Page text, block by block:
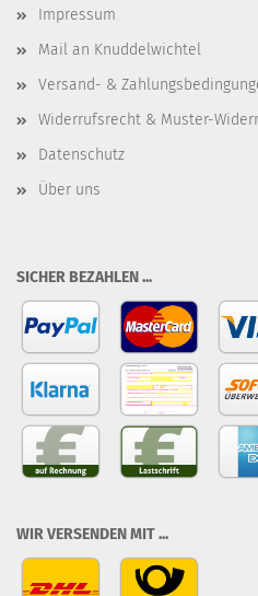
Impressum
Mail an Knuddelwichtel
Versand- &
Widerrufsrecht & Muster-
Datenschutz
Über uns
SICHER BEZAHLEN ...
WIR VERSENDEN MIT ...